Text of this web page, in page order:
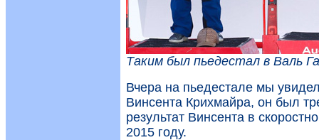
Таким был пьедестал в Валь
Вчера на пьедестале мы
Винсента Крихмайра, он был
результат Винсента в
2015 году.